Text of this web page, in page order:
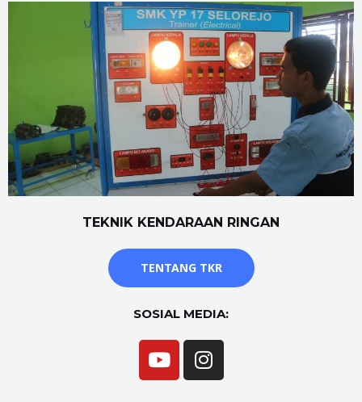
TEKNIK KENDARAAN RINGAN
TENTANG TKR
SOSIAL MEDIA: